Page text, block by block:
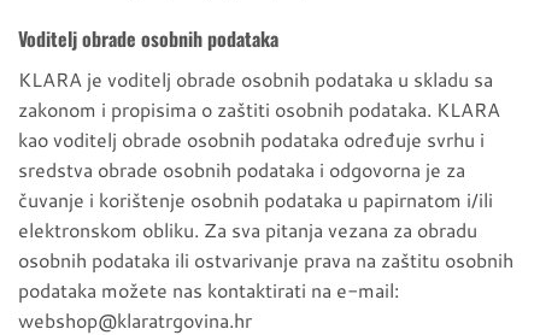
Voditelj obrade osobnih podataka
KLARA je voditelj obrade osobnih podataka u skladu sa
zakonom i propisima o zaštiti osobnih podataka. KLARA
kao voditelj obrade osobnih podataka određuje svrhu i
sredstva obrade osobnih podataka i odgovorna je za
čuvanje i korištenje osobnih podataka u papirnatom i/ili
elektronskom obliku. Za sva pitanja vezana za obradu
osobnih podataka ili ostvarivanje prava na zaštitu osobnih
podataka možete nas kontaktirati na e-mail:
webshop@klaratrgovina.hr